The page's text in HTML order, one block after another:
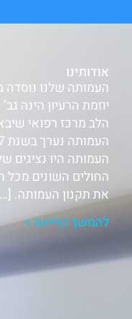
אודותינו
העמותה שלנו נוסדה
יוזמת הרעיון הינה
הלב מרכז רפואי
העמותה היו נציגים
החולים השונים מכל
את תקנון העמותה.
להמשך קריאה >